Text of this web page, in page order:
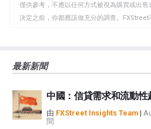
板
僅供參考，不應以任何方式被視為購買或出
決定之前，你都應該做充分的調查。
觀點，並不代表FXStreet或其廣告商的官方政
如果文章正文中沒有明確提到，在撰寫本文時
中都沒有頭寸，也沒有與文中提到的任何公
者沒有收到撰寫這篇文章的報酬。
最新新聞
中國：信貸需求和流動性
由 FXStreet Insights Team |
間